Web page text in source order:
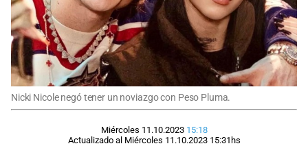
Nicki Nicole negó tener un noviazgo con Peso Pluma.
Miércoles 11.10.2023 15:18
Actualizado al Miércoles 11.10.2023 15:31hs